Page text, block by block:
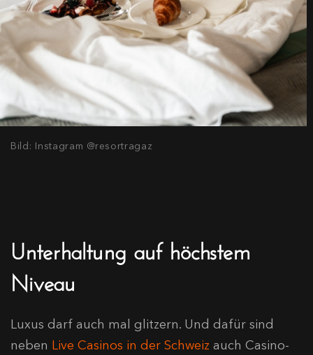
Bild: Instagram @resortragaz
Unterhaltung auf höchstem
Niveau
Luxus darf auch mal glitzern. Und dafür sind
neben Live Casinos in der Schweiz auch Casino-